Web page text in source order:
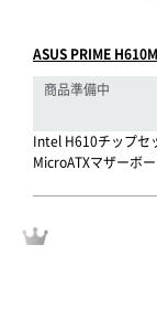
ASUS PRIME
商品準備中
Intel H610チップセ
MicroATXマザーボ